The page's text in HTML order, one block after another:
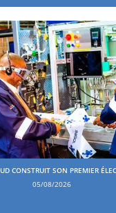
CONSTRUIT SON PREMIER
05/08/2026